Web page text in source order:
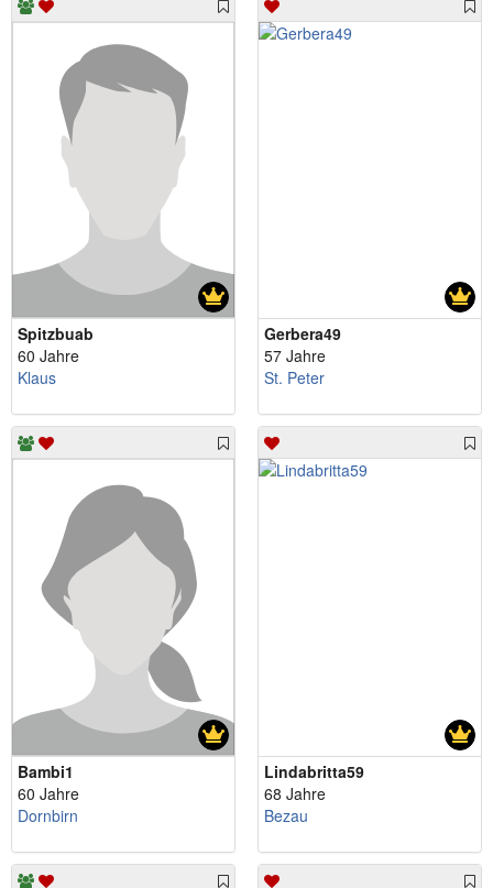
Spitzbuab
60 Jahre
Klaus
Gerbera49
57 Jahre
St. Peter
Bambi1
60 Jahre
Dornbirn
Lindabritta59
68 Jahre
Bezau